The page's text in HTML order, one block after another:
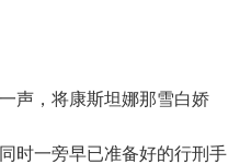
，将康斯坦娜那雪白娇
时一旁早已准备好的行刑手